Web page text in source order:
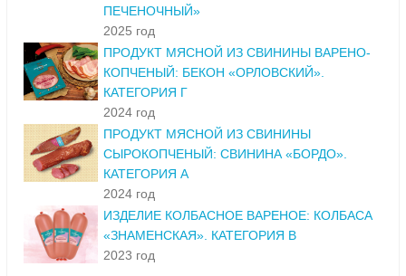
ПЕЧЕНОЧНЫЙ»
2025 год
ПРОДУКТ МЯСНОЙ ИЗ СВИНИНЫ ВАРЕНО-
КОПЧЕНЫЙ: БЕКОН «ОРЛОВСКИЙ».
КАТЕГОРИЯ Г
2024 год
ПРОДУКТ МЯСНОЙ ИЗ СВИНИНЫ
СЫРОКОПЧЕНЫЙ: СВИНИНА «БОРДО».
КАТЕГОРИЯ А
2024 год
ИЗДЕЛИЕ КОЛБАСНОЕ ВАРЕНОЕ: КОЛБАСА
«ЗНАМЕНСКАЯ». КАТЕГОРИЯ В
2023 год